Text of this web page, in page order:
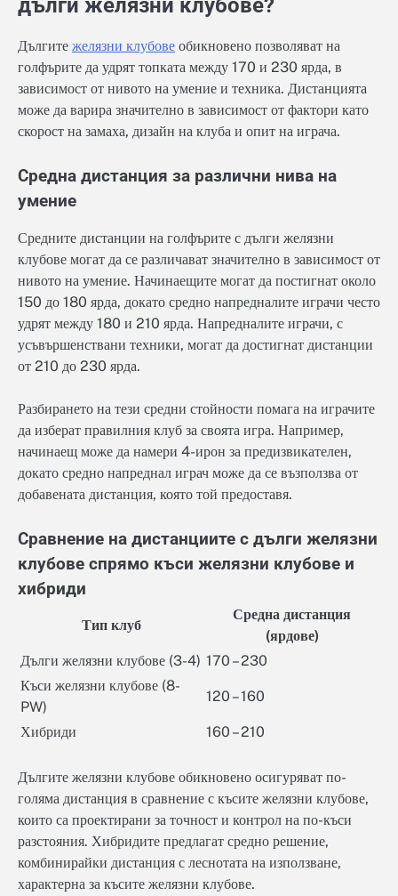
дълги желязни клубове?
Дългите желязни клубове обикновено позволяват на
голфърите да удрят топката между 170 и 230 ярда, в
зависимост от нивото на умение и техника. Дистанцията
може да варира значително в зависимост от фактори като
скорост на замаха, дизайн на клуба и опит на играча.
Средна дистанция за различни нива на
умение
Средните дистанции на голфърите с дълги желязни
клубове могат да се различават значително в зависимост от
нивото на умение. Начинаещите могат да постигнат около
150 до 180 ярда, докато средно напредналите играчи често
удрят между 180 и 210 ярда. Напредналите играчи, с
усъвършенствани техники, могат да достигнат дистанции
от 210 до 230 ярда.
Разбирането на тези средни стойности помага на играчите
да изберат правилния клуб за своята игра. Например,
начинаещ може да намери 4-ирон за предизвикателен,
докато средно напреднал играч може да се възползва от
добавената дистанция, която той предоставя.
Сравнение на дистанциите с дълги желязни
клубове спрямо къси желязни клубове и
хибриди
Тип клуб
Средна дистанция
(ярдове)
Дълги желязни клубове (3-4) 170 – 230
Къси желязни клубове (8-
PW)
120 – 160
Хибриди 160 – 210
Дългите желязни клубове обикновено осигуряват по-
голяма дистанция в сравнение с късите желязни клубове,
които са проектирани за точност и контрол на по-къси
разстояния. Хибридите предлагат средно решение,
комбинирайки дистанция с леснотата на използване,
характерна за късите желязни клубове.